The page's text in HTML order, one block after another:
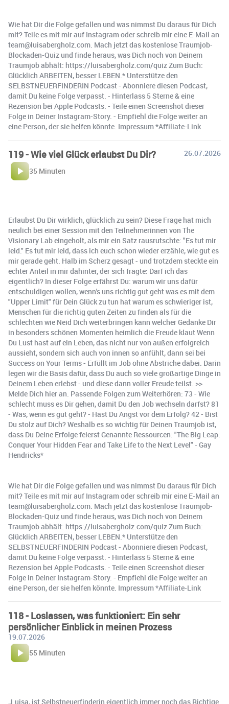
Wie hat Dir die Folge gefallen und was nimmst Du daraus für Dich
mit? Teile es mit mir auf Instagram oder schreib mir eine E-Mail an
team@luisabergholz.com. Mach jetzt das kostenlose Traumjob-
Blockaden-Quiz und finde heraus, was Dich noch von Deinem
Traumjob abhält: https://luisabergholz.com/quiz Zum Buch:
Glücklich ARBEITEN, besser LEBEN.* Unterstütze den
SELBSTNEUERFINDERIN Podcast - Abonniere diesen Podcast,
damit Du keine Folge verpasst. - Hinterlass 5 Sterne & eine
Rezension bei Apple Podcasts. - Teile einen Screenshot dieser
Folge in Deiner Instagram-Story. - Empfiehl die Folge weiter an
eine Person, der sie helfen könnte. Impressum *Affiliate-Link
119 - Wie viel Glück erlaubst Du Dir?
26.07.2026
35 Minuten
Erlaubst Du Dir wirklich, glücklich zu sein? Diese Frage hat mich
neulich bei einer Session mit den Teilnehmerinnen von The
Visionary Lab eingeholt, als mir ein Satz rausrutschte: "Es tut mir
leid." Es tut mir leid, dass ich euch schon wieder erzähle, wie gut es
mir gerade geht. Halb im Scherz gesagt - und trotzdem steckte ein
echter Anteil in mir dahinter, der sich fragte: Darf ich das
eigentlich? In dieser Folge erfährst Du: warum wir uns dafür
entschuldigen wollen, wenn's uns richtig gut geht was es mit dem
"Upper Limit" für Dein Glück zu tun hat warum es schwieriger ist,
Menschen für die richtig guten Zeiten zu finden als für die
schlechten wie Neid Dich weiterbringen kann welcher Gedanke Dir
in besonders schönen Momenten heimlich die Freude klaut Wenn
Du Lust hast auf ein Leben, das nicht nur von außen erfolgreich
aussieht, sondern sich auch von innen so anfühlt, dann sei bei
Success on Your Terms - Erfüllt im Job ohne Abstriche dabei. Darin
legen wir die Basis dafür, dass Du auch so viele großartige Dinge in
Deinem Leben erlebst - und diese dann voller Freude teilst. >>
Melde Dich hier an. Passende Folgen zum Weiterhören: 73 - Wie
schlecht muss es Dir gehen, damit Du den Job wechseln darfst? 81
- Was, wenn es gut geht? - Hast Du Angst vor dem Erfolg? 42 - Bist
Du stolz auf Dich? Weshalb es so wichtig für Deinen Traumjob ist,
dass Du Deine Erfolge feierst Genannte Ressourcen: "The Big Leap:
Conquer Your Hidden Fear and Take Life to the Next Level" - Gay
Hendricks*
Wie hat Dir die Folge gefallen und was nimmst Du daraus für Dich
mit? Teile es mit mir auf Instagram oder schreib mir eine E-Mail an
team@luisabergholz.com. Mach jetzt das kostenlose Traumjob-
Blockaden-Quiz und finde heraus, was Dich noch von Deinem
Traumjob abhält: https://luisabergholz.com/quiz Zum Buch:
Glücklich ARBEITEN, besser LEBEN.* Unterstütze den
SELBSTNEUERFINDERIN Podcast - Abonniere diesen Podcast,
damit Du keine Folge verpasst. - Hinterlass 5 Sterne & eine
Rezension bei Apple Podcasts. - Teile einen Screenshot dieser
Folge in Deiner Instagram-Story. - Empfiehl die Folge weiter an
eine Person, der sie helfen könnte. Impressum *Affiliate-Link
118 - Loslassen, was funktioniert: Ein sehr
persönlicher Einblick in meinen Prozess
19.07.2026
55 Minuten
„Luisa, ist Selbstneuerfinderin eigentlich immer noch das Richtige